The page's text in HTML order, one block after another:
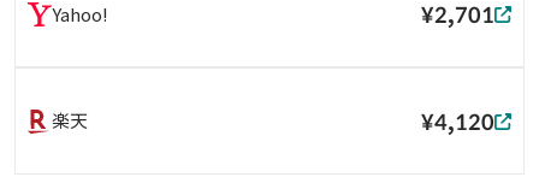
Yahoo! ¥2,701
楽天 ¥4,120